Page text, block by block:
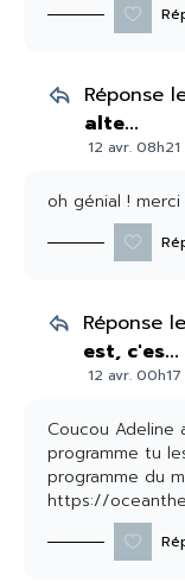
Réponse
alte...
12 avr. 08h21
oh génial !
Réponse le
est, c'es...
12 avr. 00h17
Coucou Adeline
programme tu
programme du
https://
Dis moi sic 'est